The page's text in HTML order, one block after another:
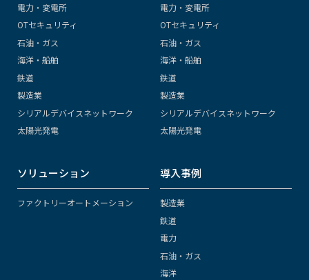
電力・変電所
OTセキュリティ
石油・ガス
海洋・船舶
鉄道
製造業
シリアルデバイスネットワーク
太陽光発電
電力・変電所
OTセキュリティ
石油・ガス
海洋・船舶
鉄道
製造業
シリアルデバイスネットワーク
太陽光発電
ソリューション
ファクトリーオートメーション
導入事例
製造業
鉄道
電力
石油・ガス
海洋